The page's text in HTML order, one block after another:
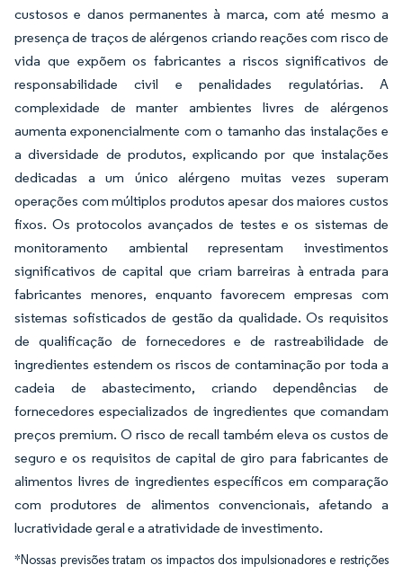
custosos e danos permanentes à marca, com até mesmo a
presença de traços de alérgenos criando reações com risco de
vida que expõem os fabricantes a riscos significativos de
responsabilidade civil e penalidades regulatórias. A
complexidade de manter ambientes livres de alérgenos
aumenta exponencialmente com o tamanho das instalações e
a diversidade de produtos, explicando por que instalações
dedicadas a um único alérgeno muitas vezes superam
operações com múltiplos produtos apesar dos maiores custos
fixos. Os protocolos avançados de testes e os sistemas de
monitoramento ambiental representam investimentos
significativos de capital que criam barreiras à entrada para
fabricantes menores, enquanto favorecem empresas com
sistemas sofisticados de gestão da qualidade. Os requisitos
de qualificação de fornecedores e de rastreabilidade de
ingredientes estendem os riscos de contaminação por toda a
cadeia de abastecimento, criando dependências de
fornecedores especializados de ingredientes que comandam
preços premium. O risco de recall também eleva os custos de
seguro e os requisitos de capital de giro para fabricantes de
alimentos livres de ingredientes específicos em comparação
com produtores de alimentos convencionais, afetando a
lucratividade geral e a atratividade de investimento.
*Nossas previsões tratam os impactos dos impulsionadores e restrições